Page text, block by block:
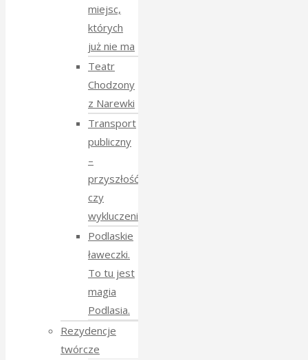
miejsc,
których
już nie ma
Teatr
Chodzony
z Narewki
Transport
publiczny
–
przyszłość
czy
wykluczenie?
Podlaskie
ławeczki.
To tu jest
magia
Podlasia.
Rezydencje
twórcze